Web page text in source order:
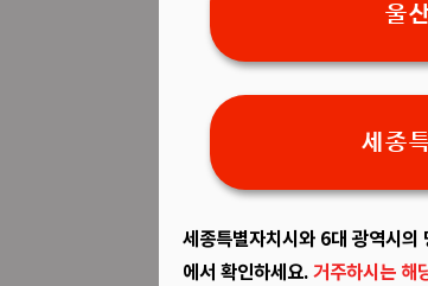
울
세종
세종특별자치시와 6대 광역시의
에서 확인하세요. 거주하시는 해